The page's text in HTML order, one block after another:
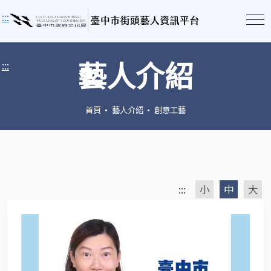
:::
::: 藝人介紹
首頁 藝人介紹 創意工藝
::: 小 中 大